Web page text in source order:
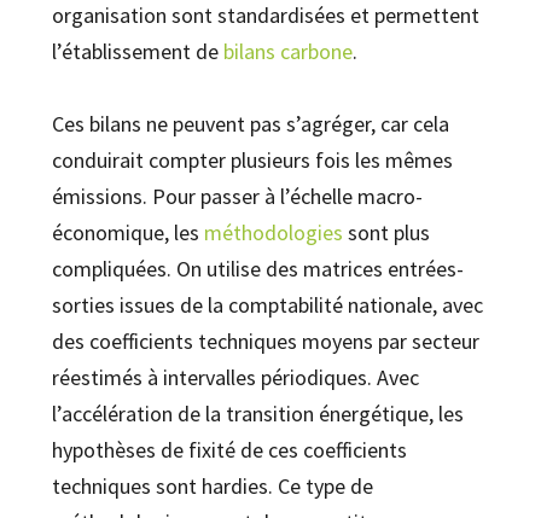
organisation sont standardisées et permettent
l’établissement de bilans carbone.
Ces bilans ne peuvent pas s’agréger, car cela
conduirait compter plusieurs fois les mêmes
émissions. Pour passer à l’échelle macro-
économique, les méthodologies sont plus
compliquées. On utilise des matrices entrées-
sorties issues de la comptabilité nationale, avec
des coefficients techniques moyens par secteur
réestimés à intervalles périodiques. Avec
l’accélération de la transition énergétique, les
hypothèses de fixité de ces coefficients
techniques sont hardies. Ce type de